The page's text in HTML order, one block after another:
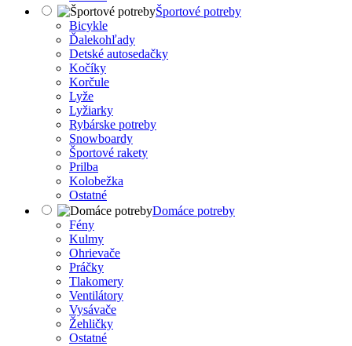
Športové potreby
Bicykle
Ďalekohľady
Detské autosedačky
Kočíky
Korčule
Lyže
Lyžiarky
Rybárske potreby
Snowboardy
Športové rakety
Prilba
Kolobežka
Ostatné
Domáce potreby
Fény
Kulmy
Ohrievače
Práčky
Tlakomery
Ventilátory
Vysávače
Žehličky
Ostatné